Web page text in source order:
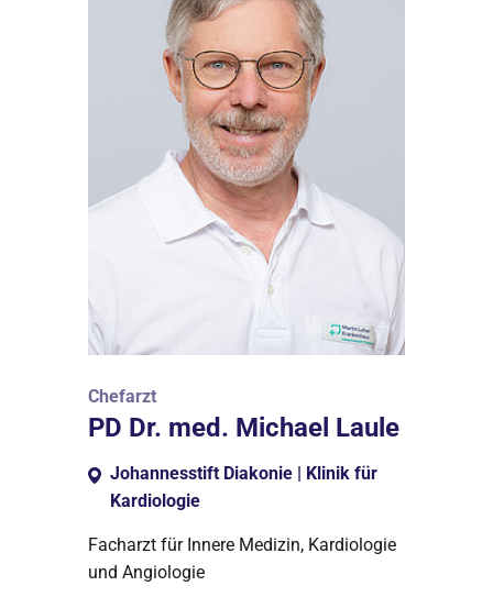
Chefarzt
PD Dr. med. Michael Laule
Johannesstift Diakonie | Klinik für
Kardiologie
Facharzt für Innere Medizin, Kardiologie
und Angiologie